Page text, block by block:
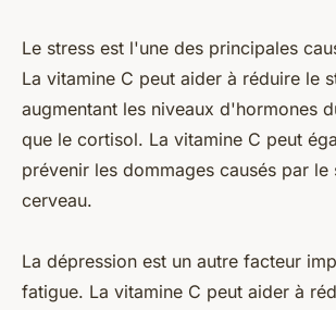
Le stress est l'une des principales
La vitamine C peut aider à réduire le
augmentant les niveaux d'hormones
que le cortisol. La vitamine C peut
prévenir les dommages causés par le
cerveau.
La dépression est un autre facteur
fatigue. La vitamine C peut aider à